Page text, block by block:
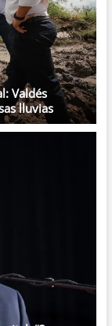
Valdés
lluvias